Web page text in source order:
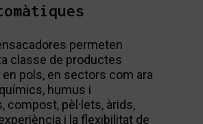
permeten
classe de productes
pols, en sectors com ara
humus i
compost, pèl·lets, àrids,
i la flexibilitat de